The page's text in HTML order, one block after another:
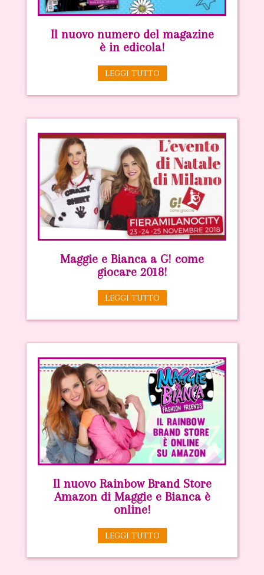
Il nuovo numero del magazine
è in edicola!
LEGGI TUTTO
Maggie e Bianca a G! come
giocare 2018!
LEGGI TUTTO
Il nuovo Rainbow Brand Store
Amazon di Maggie e Bianca è
online!
LEGGI TUTTO